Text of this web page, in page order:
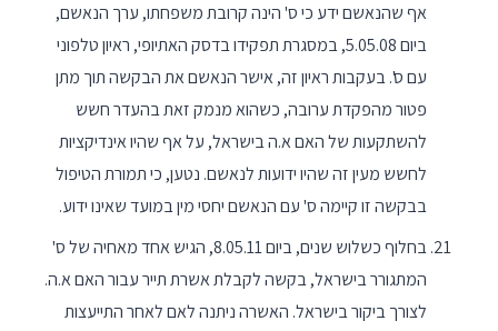
אף שהנאשם ידע כי ס' הינה קרובת משפחתו, ערך הנאשם,
ביום 5.05.08, במסגרת תפקידו בדסק האתיופי, ראיון טלפוני
עם ס'. בעקבות ראיון זה, אישר הנאשם את הבקשה תוך מתן
פטור מהפקדת ערובה, כשהוא מנמק זאת בהעדר חשש
להשתקעות של האם א.ה בישראל, על אף שהיו אינדיקציות
לחשש מעין זה שהיו ידועות לנאשם. נטען, כי תמורת הטיפול
בבקשה זו קיימה ס' עם הנאשם יחסי מין במועד שאינו ידוע.
בחלוף כשלוש שנים, ביום 8.05.11, הגיש אחד מאחיה של ס'
המתגורר בישראל, בקשה לקבלת אשרת תייר עבור האם א.ה.
לצורך ביקור בישראל. האשרה ניתנה לאם לאחר התייעצות